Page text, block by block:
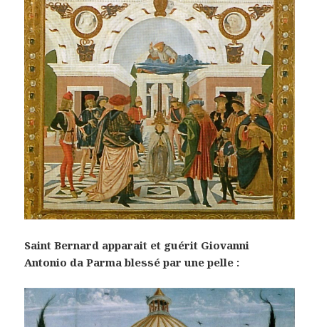
Saint Bernard apparait et guérit Giovanni
Antonio da Parma blessé par une pelle :